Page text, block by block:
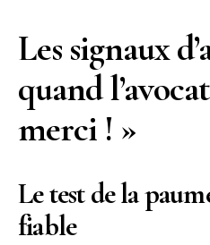
Les signaux
quand
merci ! »
Le test de la
fiable